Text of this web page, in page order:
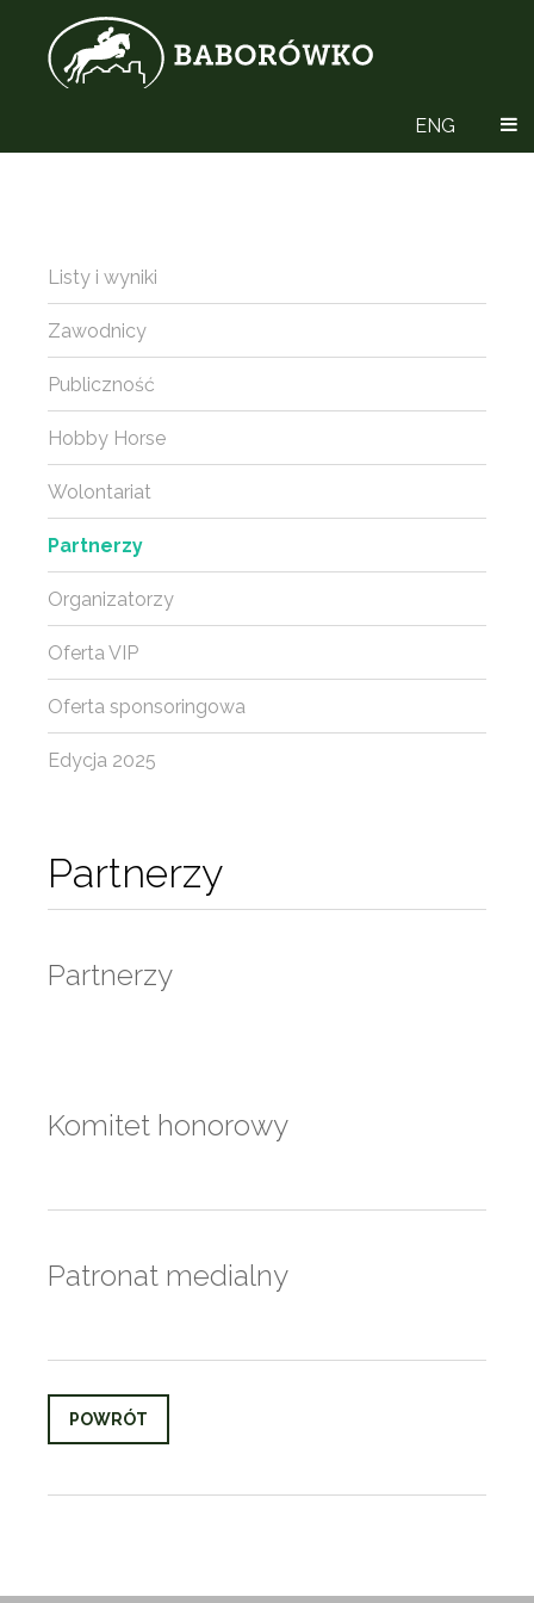
ENG
Partnerzy
Partnerzy
Komitet honorowy
Patronat medialny
POWRÓT
Listy i wyniki
Zawodnicy
Publiczność
Hobby Horse
Wolontariat
Partnerzy
Organizatorzy
Oferta VIP
Oferta sponsoringowa
Edycja 2025